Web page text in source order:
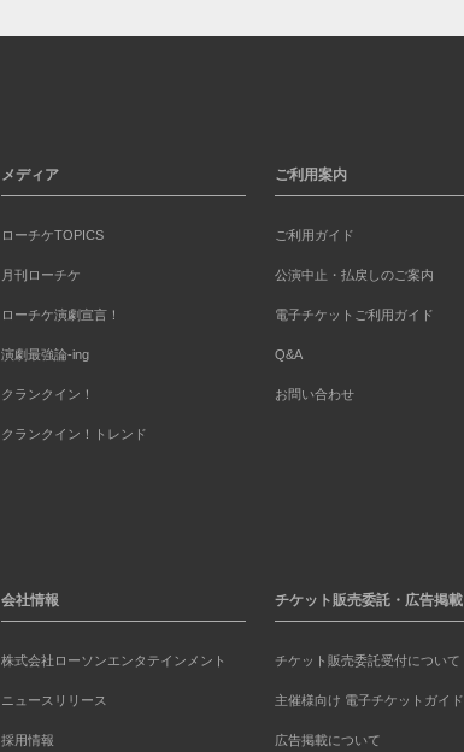
メディア
ローチケTOPICS
月刊ローチケ
ローチケ演劇宣言！
演劇最強論-ing
クランクイン！
クランクイン！トレンド
ご利用案内
ご利用ガイド
公演中止・払戻しのご案内
電子チケットご利用ガイド
Q&A
お問い合わせ
会社情報
株式会社ローソンエンタテインメント
ニュースリリース
採用情報
チケット販売委託・広告掲載
チケット販売委託受付について
主催様向け 電子チケットガイド
広告掲載について